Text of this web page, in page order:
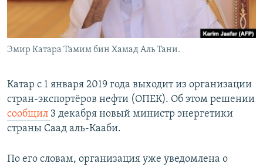
Эмир Катара Тамим бин Хамад Аль Тани.
Катар с 1 января 2019 года выходит из организации
стран-экспортёров нефти (ОПЕК). Об этом решении
сообщил 3 декабря новый министр энергетики
страны Саад аль-Кааби.
По его словам, организация уже уведомлена о